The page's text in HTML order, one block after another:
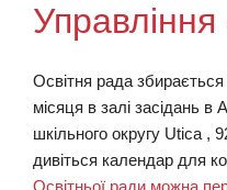
Управління
Освітня рада збирається
місяця в залі засідань в
шкільного округу Utica ,
дивіться календар для
Освітньої ради можна